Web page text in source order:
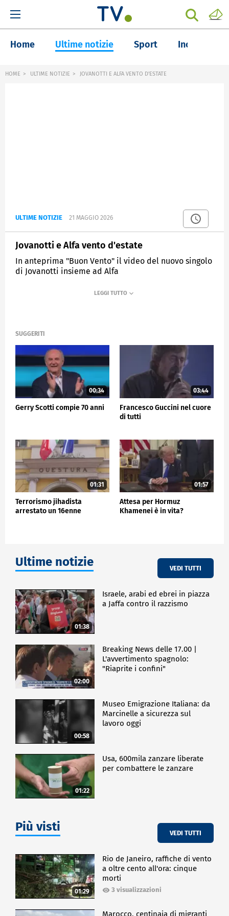
Home Ultime notizie Sport Inchieste
HOME ULTIME NOTIZIE JOVANOTTI E ALFA VENTO D'ESTATE
ULTIME NOTIZIE 21 MAGGIO 2026
Jovanotti e Alfa vento d'estate
In anteprima "Buon Vento" il video del nuovo singolo
di Jovanotti insieme ad Alfa
SUGGERITI
00:34
Gerry Scotti compie 70 anni
03:44
Francesco Guccini nel cuore
di tutti
01:31
Terrorismo jihadista
arrestato un 16enne
01:57
Attesa per Hormuz
Khamenei è in vita?
Ultime notizie VEDI TUTTI
01:38
Israele, arabi ed ebrei in piazza
a Jaffa contro il razzismo
02:00
Breaking News delle 17.00 |
L'avvertimento spagnolo:
"Riaprite i confini"
00:58
Museo Emigrazione Italiana: da
Marcinelle a sicurezza sul
lavoro oggi
01:22
Usa, 600mila zanzare liberate
per combattere le zanzare
Più visti VEDI TUTTI
01:29
Rio de Janeiro, raffiche di vento
a oltre cento all'ora: cinque
morti
3 visualizzazioni
Marocco, centinaia di migranti